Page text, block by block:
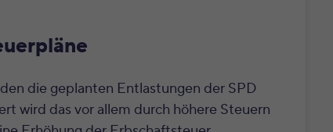
die geplanten Entlastungen der SPD
wird das vor allem durch höhere Steuern